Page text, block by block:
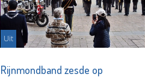
Uit
Rijnmondband zesde op